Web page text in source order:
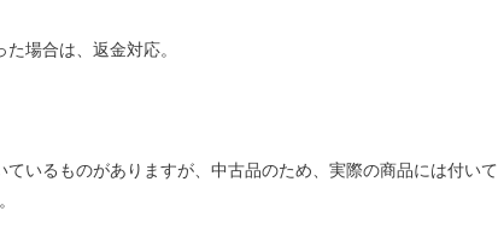
場合は、返金対応。
ているものがありますが、中古品のため、実際の商品には付いて